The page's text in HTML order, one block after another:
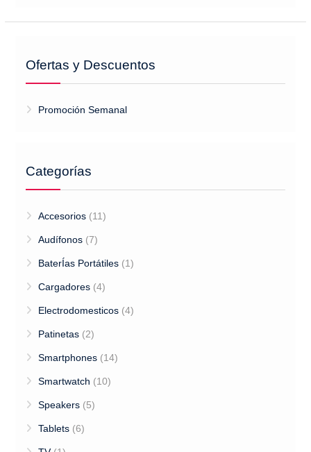
Ofertas y Descuentos
Promoción Semanal
Categorías
Accesorios (11)
Audífonos (7)
BaterÍas Portátiles (1)
Cargadores (4)
Electrodomesticos (4)
Patinetas (2)
Smartphones (14)
Smartwatch (10)
Speakers (5)
Tablets (6)